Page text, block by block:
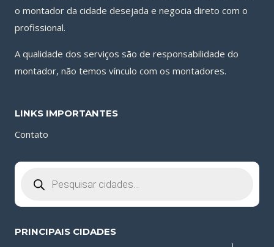
o montador da cidade desejada e negocia direto com o
profissional.
A qualidade dos serviços são de responsabilidade do
montador, não temos vínculo com os montadores.
LINKS IMPORTANTES
Contato
produtos
PRINCIPAIS CIDADES